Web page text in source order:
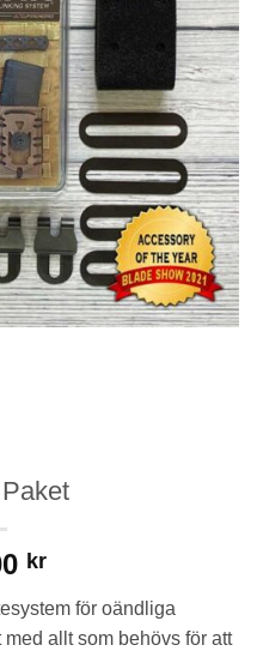
kr
för oändliga
allt som behövs för att